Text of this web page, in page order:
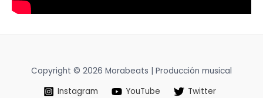
Copyright © 2026 Morabeats | Producción musical
Instagram
YouTube Twitter